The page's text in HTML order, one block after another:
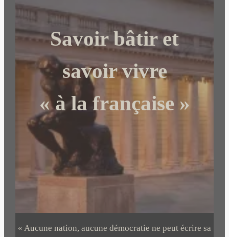
r
c
h
r
Savoir bâtir et
savoir vivre
« à la française »
« Aucune nation, aucune démocratie ne peut écrire sa